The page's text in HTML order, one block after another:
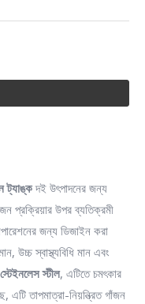
ট্যাঙ্কদই উৎপাদনের জন্য
প্রক্রিয়ার উপর ব্যতিক্রমী
জন্য ডিজাইন করা
উচ্চ স্বাস্থ্যবিধি মান এবং
স্টীল, এটিতে চমৎকার
এটি তাপমাত্রা-নিয়ন্ত্রিত গাঁজন